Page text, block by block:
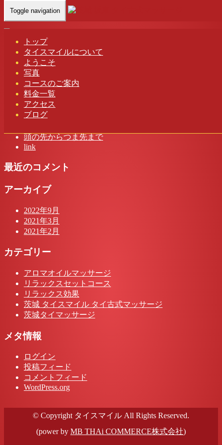
Toggle navigation
トップ
タイスマイルについて
ようこそ
写真
コースのご案内
料金一覧
アクセス
ブログ
Home- ミキ(…
ミキ(Miki)茨城 坂東 タイスマイル タイ古式マッサージ
最近の投稿
頭の先からつま先まで
link
最近のコメント
アーカイブ
2022年9月
2021年3月
2021年2月
カテゴリー
アロマオイルマッサージ
リラックスセットコース
リラックス効果
茨城 タイスマイル タイ古式マッサージ
茨城タイマッサージ
メタ情報
ログイン
投稿フィード
コメントフィード
WordPress.org
© Copyright タイスマイル All Rights Reserved.
(power by MB THAi COMMERCE株式会社)